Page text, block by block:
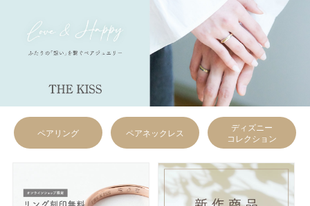
ペアリング ペアネックレス
ディズニー
コレクション